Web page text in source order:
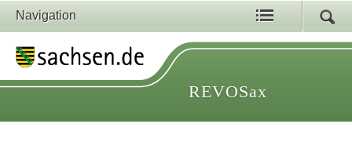
Navigation
REVOSax